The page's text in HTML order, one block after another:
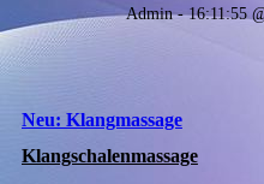
Admin - 16:11:55
Neu: Klangmassage
Klangschalenmassage